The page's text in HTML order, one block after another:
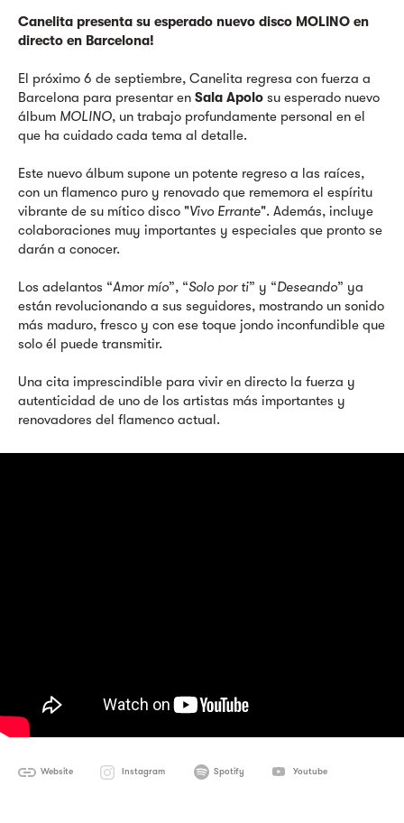
Canelita presenta su esperado nuevo disco MOLINO en
directo en Barcelona!
El próximo 6 de septiembre, Canelita regresa con fuerza a
Barcelona para presentar en Sala Apolo su esperado nuevo
álbum MOLINO, un trabajo profundamente personal en el
que ha cuidado cada tema al detalle.
Este nuevo álbum supone un potente regreso a las raíces,
con un flamenco puro y renovado que rememora el espíritu
vibrante de su mítico disco "Vivo Errante". Además, incluye
colaboraciones muy importantes y especiales que pronto se
darán a conocer.
Los adelantos “Amor mío”, “Solo por ti” y “Deseando” ya
están revolucionando a sus seguidores, mostrando un sonido
más maduro, fresco y con ese toque jondo inconfundible que
solo él puede transmitir.
Una cita imprescindible para vivir en directo la fuerza y
autenticidad de uno de los artistas más importantes y
renovadores del flamenco actual.
Website Instagram Spotify Youtube